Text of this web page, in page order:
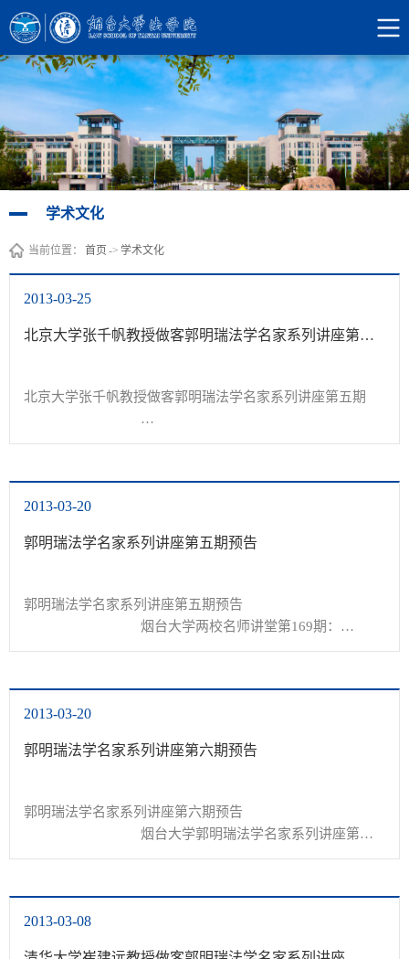
学术文化
当前位置： 首页 -> 学术文化
2013-03-25
北京大学张千帆教授做客郭明瑞法学名家系列讲座第五期
北京大学张千帆教授做客郭明瑞法学名家系列讲座第五期
&nbsp; &nbsp; 3月24日晚7点，中国宪法学会副会长、北京
大学法学院博士生导师张千帆教授受邀做客烟台大学两校名
2013-03-20
郭明瑞法学名家系列讲座第五期预告
郭明瑞法学名家系列讲座第五期预告
				烟台大学两校名师讲堂第169期：
&nbsp;
&nbsp;
宪政民主是国家的最高利益
主持人...
2013-03-20
郭明瑞法学名家系列讲座第六期预告
郭明瑞法学名家系列讲座第六期预告
				烟台大学郭明瑞法学名家系列讲座第六
期：
制度文明：知识产权的魅力
&nbsp;
2013-03-08